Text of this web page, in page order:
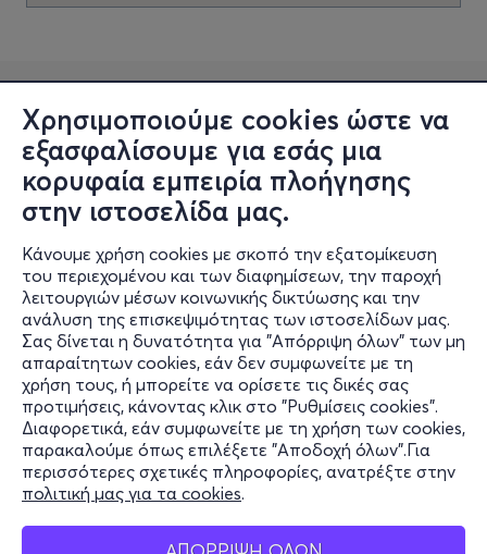
Χρησιμοποιούμε cookies ώστε να
εξασφαλίσουμε για εσάς μια
κορυφαία εμπειρία πλοήγησης
στην ιστοσελίδα μας.
Κάνουμε χρήση cookies με σκοπό την εξατομίκευση
του περιεχομένου και των διαφημίσεων, την παροχή
λειτουργιών μέσων κοινωνικής δικτύωσης και την
ανάλυση της επισκεψιμότητας των ιστοσελίδων μας.
Σας δίνεται η δυνατότητα για "Απόρριψη όλων" των μη
απαραίτητων cookies, εάν δεν συμφωνείτε με τη
χρήση τους, ή μπορείτε να ορίσετε τις δικές σας
προτιμήσεις, κάνοντας κλικ στο "Ρυθμίσεις cookies".
Διαφορετικά, εάν συμφωνείτε με τη χρήση των cookies,
παρακαλούμε όπως επιλέξετε "Αποδοχή όλων".Για
περισσότερες σχετικές πληροφορίες, ανατρέξτε στην
πολιτική μας για τα cookies.
Πληροφορίες
Υποστήριξη
Stay Connected
Mobile app